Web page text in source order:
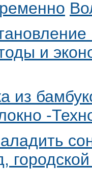
и
из
-